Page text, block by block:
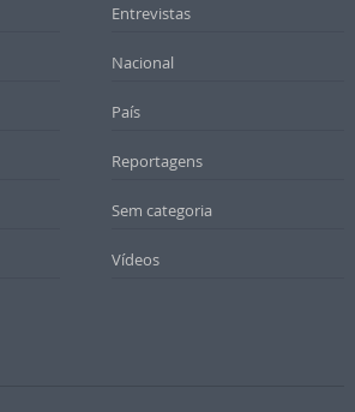
Entrevistas
Nacional
País
Reportagens
Sem categoria
Vídeos